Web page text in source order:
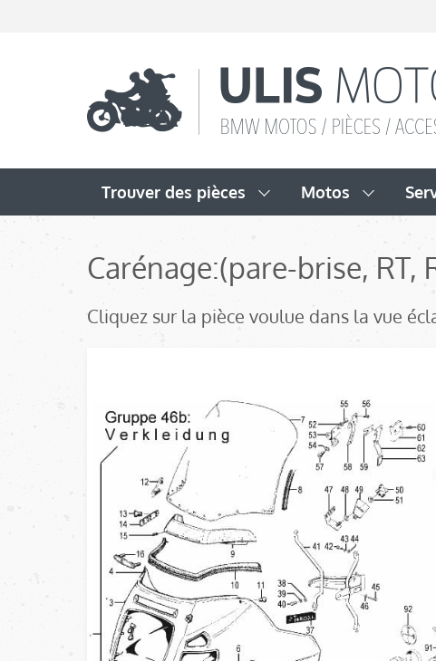
Trouver des pièces Motos
Carénage:(pare-brise, RT,
Cliquez sur la pièce voulue dans la vue